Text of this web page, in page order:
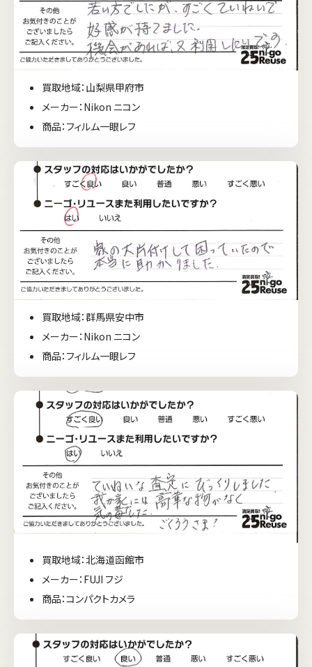
買取地域：山梨県甲府市
メーカー：Nikon ニコン
商品：フィルム一眼レフ
買取地域：群馬県安中市
メーカー：Nikon ニコン
商品：フィルム一眼レフ
買取地域：北海道函館市
メーカー：FUJI フジ
商品：コンパクトカメラ